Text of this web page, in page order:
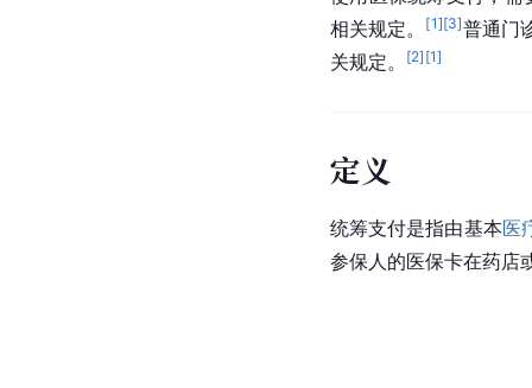
相关规定。
[1][3]普通门
关规定。
[2] [1]
定义
统筹支付是指由基本医
参保人的医保卡在药店